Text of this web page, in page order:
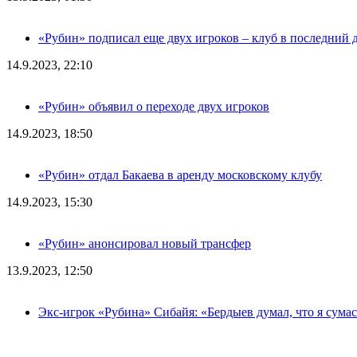
«Рубин» подписал еще двух игроков – клуб в последний
14.9.2023, 22:10
«Рубин» объявил о переходе двух игроков
14.9.2023, 18:50
«Рубин» отдал Бакаева в аренду московскому клубу
14.9.2023, 15:30
«Рубин» анонсировал новый трансфер
13.9.2023, 12:50
Экс-игрок «Рубина» Сибайя: «Бердыев думал, что я